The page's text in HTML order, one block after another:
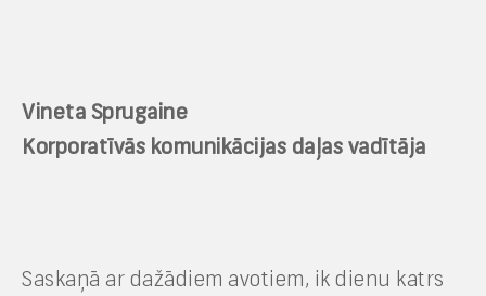
Vineta Sprugaine
Korporatīvās komunikācijas daļas vadītāja
Saskaņā ar dažādiem avotiem, ik dienu katrs